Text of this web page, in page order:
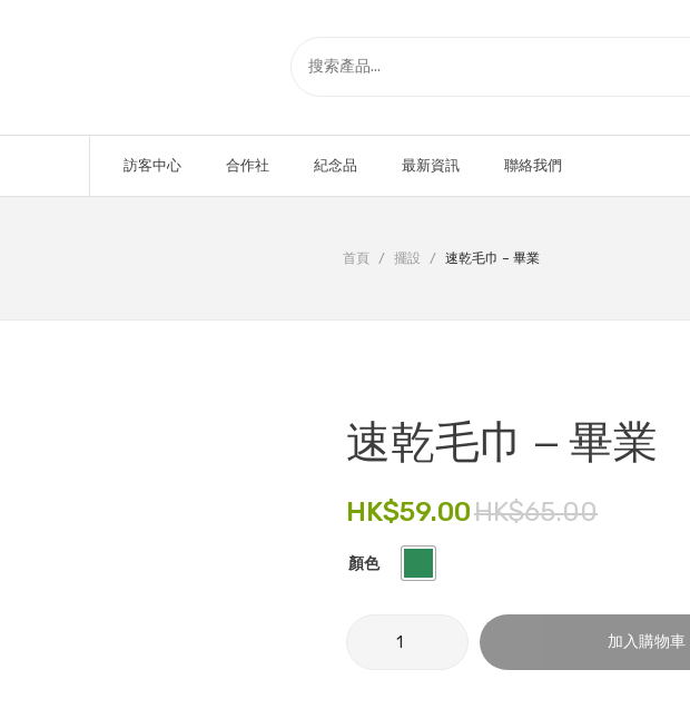
訪客中心 合作社 紀念品 最新資訊 聯絡我們
首頁 / 擺設 / 速乾毛巾 – 畢業
速乾毛巾 – 畢業
HK$65.00
HK$59.00
顏色
加入購物車